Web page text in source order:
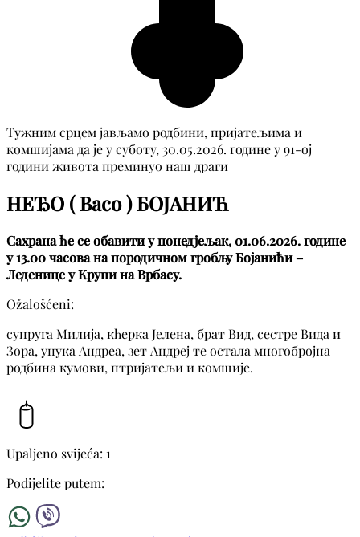
Тужним срцем јављамо родбини, пријатељима и
комшијама да је у суботу, 30.05.2026. године у 91-ој
години живота преминуо наш драги
НЕЂО ( Васо ) БОЈАНИЋ
Сахрана ће се обавити у понедјељак, 01.06.2026. године
у 13.00 часова на породичном гробљу Бојанићи –
Леденице у Крупи на Врбасу.
Ožalošćeni:
супруга Милија, кћерка Јелена, брат Вид, сестре Вида и
Зора, унука Андреа, зет Андреј те остала многобројна
родбина кумови, птријатељи и комшије.
Upaljeno svijeća: 1
Podijelite putem: